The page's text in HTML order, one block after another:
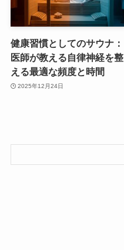
健康習慣としてのサウナ：
医師が教える自律神経を整
える最適な頻度と時間
2025年12月24日